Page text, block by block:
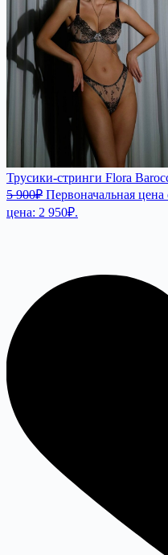
Трусики-стринги Flora
5 900₽ Первоначальная цена
цена: 2 950₽.